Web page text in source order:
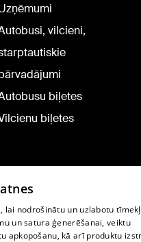
vilcieni,
biļetes
biļetes
lai nodrošinātu un uzlabotu
un satura ģenerēšanai, veiktu
apkopošanu, kā arī produktu